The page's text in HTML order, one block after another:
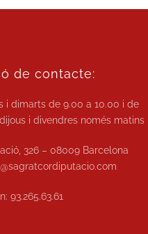
de contacte:
i dimarts de9.00 a 10.00 i de
i divendres només matins
326 – 08009 Barcelona
93.265.63.61